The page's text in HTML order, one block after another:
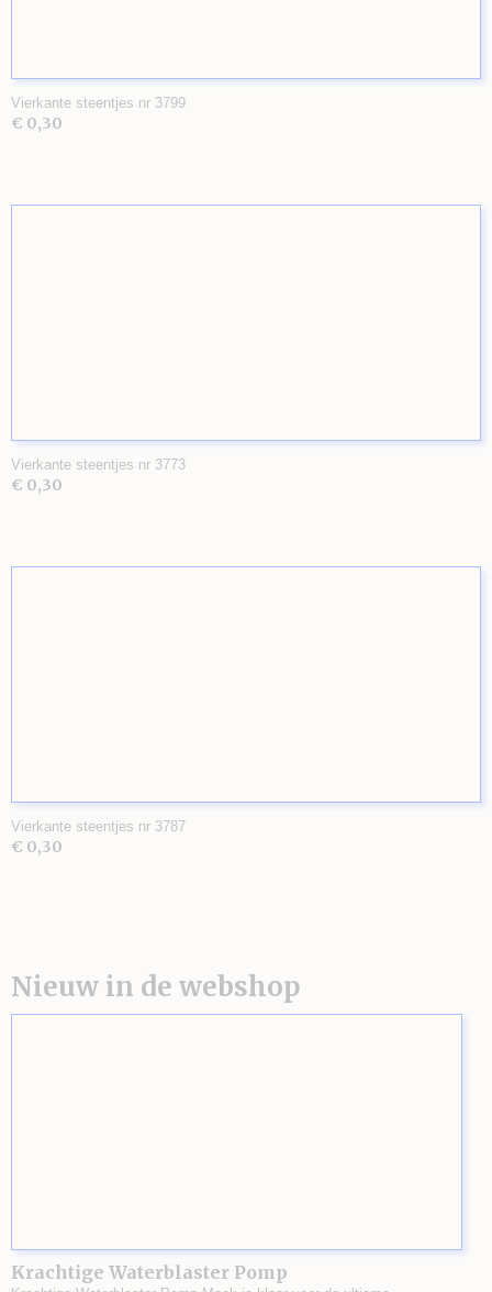
Vierkante steentjes nr 3799
€ 0,30
Vierkante steentjes nr 3773
€ 0,30
Vierkante steentjes nr 3787
€ 0,30
Nieuw in de webshop
Krachtige Waterblaster Pomp